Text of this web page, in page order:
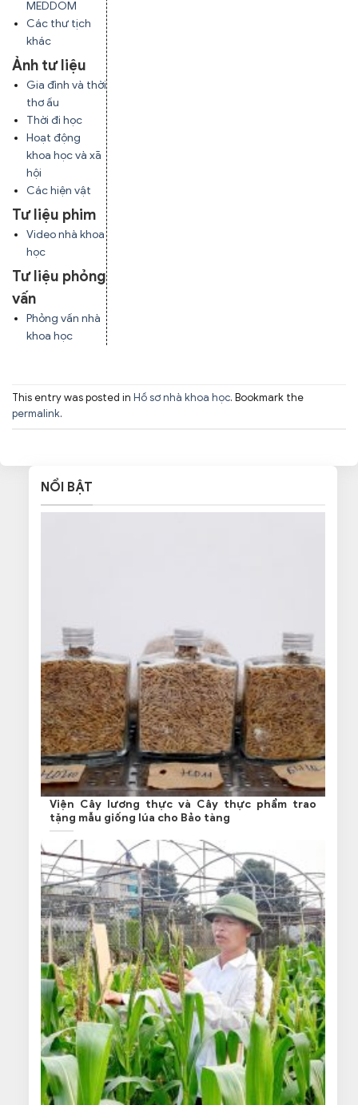
MEDDOM
Các thư tịch
khác
Ảnh tư liệu
Gia đình và thời
thơ ấu
Thời đi học
Hoạt động
khoa học và xã
hội
Các hiện vật
Tư liệu phim
Video nhà khoa
học
Tư liệu phỏng
vấn
Phỏng vấn nhà
khoa học
This entry was posted in Hồ sơ nhà khoa học. Bookmark the
permalink.
NỔI BẬT
Viện Cây lương thực và Cây thực phẩm trao
tặng mẫu giống lúa cho Bảo tàng